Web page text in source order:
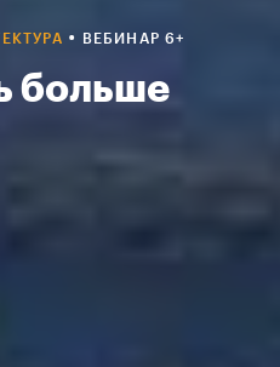
• ВЕБИНАР 6+
больше